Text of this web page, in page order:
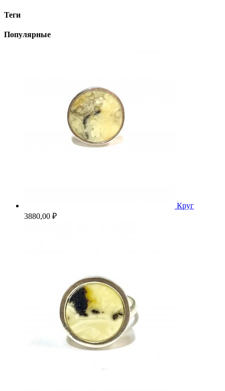
Теги
Популярные
Круг
3880,00 ₽